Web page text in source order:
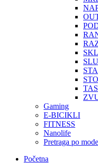
Gaming
E-BICIKLI
FITNESS
Nanolife
Pretraga po
Početna